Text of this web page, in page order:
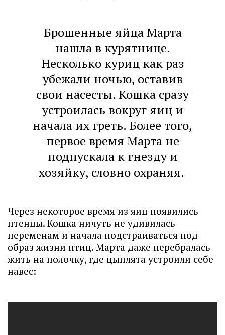
Брошенные яйца Марта
нашла в курятнице.
Несколько куриц как раз
убежали ночью, оставив
свои насесты. Кошка сразу
устроилась вокруг яиц и
начала их греть. Более того,
первое время Марта не
подпускала к гнезду и
хозяйку, словно охраняя.
Через некоторое время из яиц появились
птенцы. Кошка ничуть не удивилась
переменам и начала подстраиваться под
образ жизни птиц. Марта даже перебралась
жить на полочку, где цыплята устроили себе
навес: